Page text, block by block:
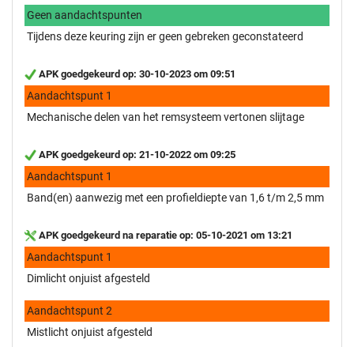
Geen aandachtspunten
Tijdens deze keuring zijn er geen gebreken geconstateerd
APK goedgekeurd op: 30-10-2023 om 09:51
Aandachtspunt 1
Mechanische delen van het remsysteem vertonen slijtage
APK goedgekeurd op: 21-10-2022 om 09:25
Aandachtspunt 1
Band(en) aanwezig met een profieldiepte van 1,6 t/m 2,5 mm
APK goedgekeurd na reparatie op: 05-10-2021 om 13:21
Aandachtspunt 1
Dimlicht onjuist afgesteld
Aandachtspunt 2
Mistlicht onjuist afgesteld